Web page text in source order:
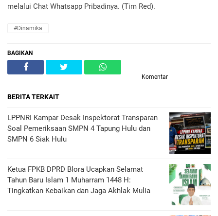
melalui Chat Whatsapp Pribadinya. (Tim Red).
#Dinamika
BAGIKAN
Komentar
BERITA TERKAIT
LPPNRI Kampar Desak Inspektorat Transparan
Soal Pemeriksaan SMPN 4 Tapung Hulu dan
SMPN 6 Siak Hulu
Ketua FPKB DPRD Blora Ucapkan Selamat
Tahun Baru Islam 1 Muharram 1448 H:
Tingkatkan Kebaikan dan Jaga Akhlak Mulia